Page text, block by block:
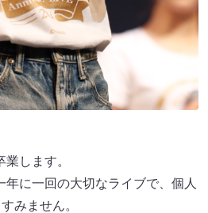
します。
年に一回の大切なライブで、個人
みません。